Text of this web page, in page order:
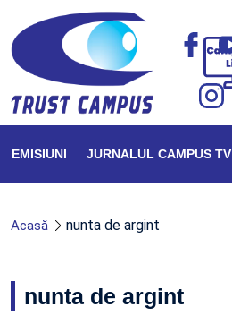
EMISIUNI JURNALUL CAMPUS TV
Acasă nunta de argint
nunta de argint